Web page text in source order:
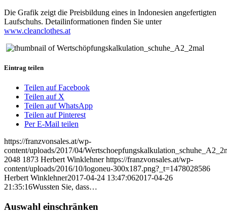
Die Grafik zeigt die Preisbildung eines in Indonesien angefertigten
Laufschuhs. Detailinformationen finden Sie unter
www.cleanclothes.at
Eintrag teilen
Teilen auf Facebook
Teilen auf X
Teilen auf WhatsApp
Teilen auf Pinterest
Per E-Mail teilen
https://franzvonsales.at/wp-
content/uploads/2017/04/
2048 1873 Herbert Winklehner https://franzvonsales.at/wp-
content/uploads/2016/10/logoneu-300x187.png?_t=1478028586
Herbert Winklehner2017-04-24 13:47:062017-04-26
21:35:16Wussten Sie, dass…
Auswahl einschränken